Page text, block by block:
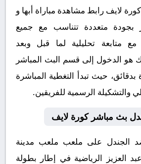
لايف رابط مشاهدة مباراة أبها و
بجودة متعددة تتناسب مع جميع
متابعة تحليلية لما قبل وبعد
هو الدخول إلى قسم البث المباشر
بدقائق، حيث تبدأ التغطية المباشرة
والتشكيلة الرسمية للفريقين.
بث مباشر كورة لايف
ضد الجندل على ملعب ملعب مدينة
العزيز الرياضية في إطار بطولة